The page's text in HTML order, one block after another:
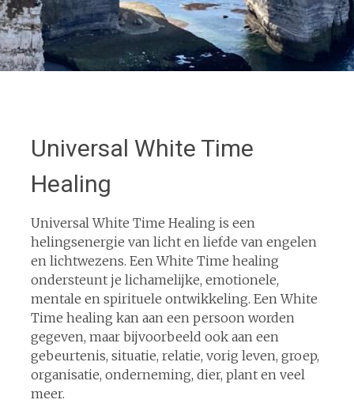
Universal White Time
Healing
Universal White Time Healing is een
helingsenergie van licht en liefde van engelen
en lichtwezens. Een White Time healing
ondersteunt je lichamelijke, emotionele,
mentale en spirituele ontwikkeling. Een White
Time healing kan aan een persoon worden
gegeven, maar bijvoorbeeld ook aan een
gebeurtenis, situatie, relatie, vorig leven, groep,
organisatie, onderneming, dier, plant en veel
meer.